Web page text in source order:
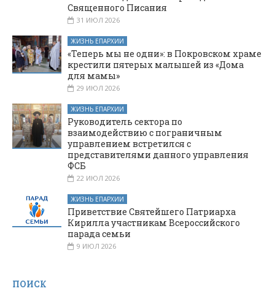
Священного Писания
31 ИЮЛ 2026
ЖИЗНЬ ЕПАРХИИ
«Теперь мы не одни»: в Покровском храме
крестили пятерых малышей из «Дома
для мамы»
29 ИЮЛ 2026
ЖИЗНЬ ЕПАРХИИ
Руководитель сектора по
взаимодействию с пограничным
управлением встретился с
представителями данного управления
ФСБ
22 ИЮЛ 2026
ЖИЗНЬ ЕПАРХИИ
Приветствие Святейшего Патриарха
Кирилла участникам Всероссийского
парада семьи
9 ИЮЛ 2026
ПОИСК